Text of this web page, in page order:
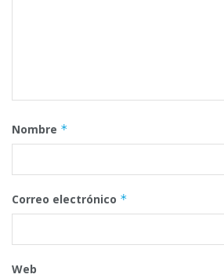
Nombre *
Correo electrónico *
Web